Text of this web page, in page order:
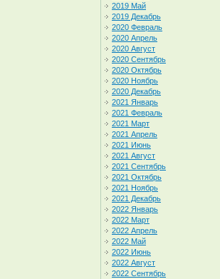
2019 Май
2019 Декабрь
2020 Февраль
2020 Апрель
2020 Август
2020 Сентябрь
2020 Октябрь
2020 Ноябрь
2020 Декабрь
2021 Январь
2021 Февраль
2021 Март
2021 Апрель
2021 Июнь
2021 Август
2021 Сентябрь
2021 Октябрь
2021 Ноябрь
2021 Декабрь
2022 Январь
2022 Март
2022 Апрель
2022 Май
2022 Июнь
2022 Август
2022 Сентябрь